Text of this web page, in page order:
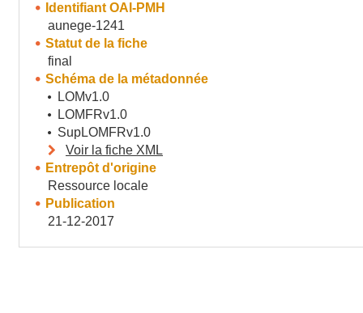
Identifiant OAI-PMH
aunege-1241
Statut de la fiche
final
Schéma de la métadonnée
LOMv1.0
LOMFRv1.0
SupLOMFRv1.0
Voir la fiche XML
Entrepôt d'origine
Ressource locale
Publication
21-12-2017